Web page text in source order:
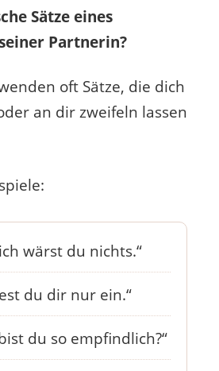
Sätze eines
Partnerin?
oft Sätze, die dich
an dir zweifeln lassen
wärst du nichts.“
du dir nur ein.“
du so empfindlich?“